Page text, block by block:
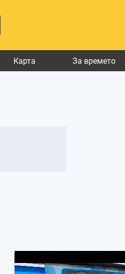
Карта За времето